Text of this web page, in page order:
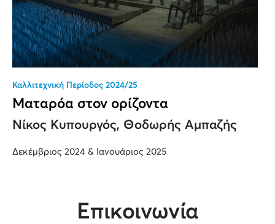
Καλλιτεχνική Περίοδος 2024/25
Ματαρόα στον ορίζοντα
Νίκος Κυπουργός, Θοδωρής Αμπαζής
Δεκέμβριος 2024 & Ιανουάριος 2025
Επικοινωνία